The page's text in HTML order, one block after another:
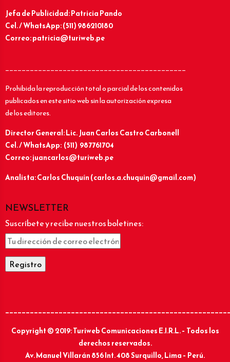
Jefa de Publicidad: Patricia Pando
Cel. / WhatsApp: (511) 986210180
Correo: patricia@turiweb.pe
____________________________________________
Prohibida la reproducción total o parcial de los contenidos
publicados en este sitio web sin la autorización expresa
de los editores.
Director General: Lic.Juan Carlos Castro Carbonell
Cel. / WhatsApp: (511) 987761704
Correo: juancarlos@turiweb.pe
Analista: Carlos Chuquín (carlos.a.chuquin@gmail.com)
NEWSLETTER
Suscríbete y recibe nuestros boletines:
Copyright © 2019: Turiweb Comunicaciones E.I.R.L. – Todos los
derechos reservados.
Av. Manuel Villarán 856 Int. 408 Surquillo, Lima – Perú.